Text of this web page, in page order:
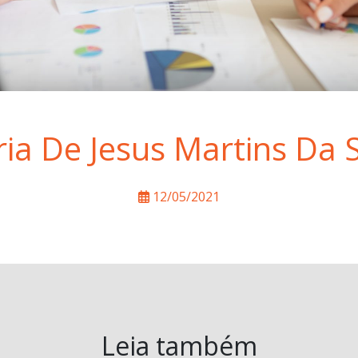
De Jesus Martins Da
12/05/2021
Leia também